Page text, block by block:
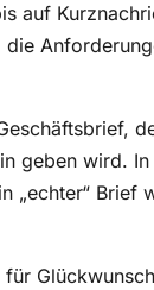
auf
geben wird.
„echter“ Brief